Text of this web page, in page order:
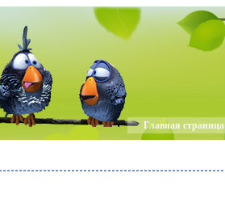
Главная страница